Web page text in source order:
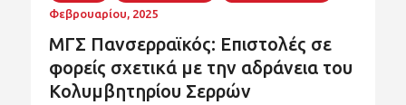
Φεβρουαρίου, 2025
ΜΓΣ Πανσερραϊκός: Επιστολές σε
φορείς σχετικά με την αδράνεια του
Κολυμβητηρίου Σερρών